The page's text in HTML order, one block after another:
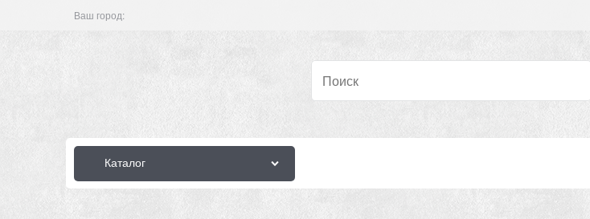
Ваш город:
Каталог